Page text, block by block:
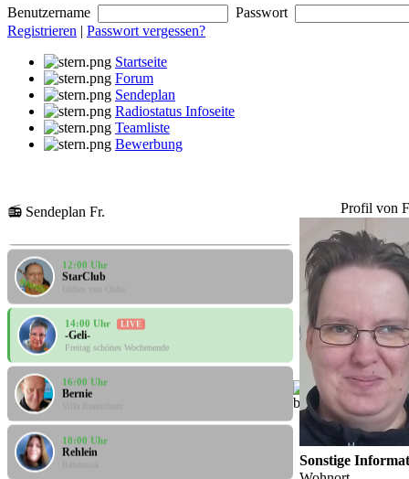
Benutzername Passwort
Registrieren | Passwort vergessen?
Startseite
Forum
Sendeplan
Radiostatus Infoseite
Teamliste
Bewerbung
📻 Sendeplan Fr.
Santi
12:00 Uhr
StarClub
14:00 Uhr LIVE
-Geli-
Freitag schönes Wochenende
16:00 Uhr
Bernie
18:00 Uhr
Rehlein
Profil von
Sonstige